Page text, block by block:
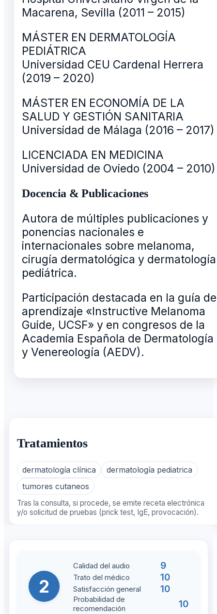
Macarena, Sevilla (2011 – 2015)
MÁSTER EN DERMATOLOGÍA
PEDIÁTRICA
Universidad CEU Cardenal Herrera
(2019 – 2020)
MÁSTER EN ECONOMÍA DE LA
SALUD Y GESTIÓN SANITARIA
Universidad de Málaga (2016 – 2017)
LICENCIADA EN MEDICINA
Universidad de Oviedo (2004 – 2010)
Docencia & Publicaciones
Autora de múltiples publicaciones y
ponencias nacionales e
internacionales sobre melanoma,
cirugía dermatológica y dermatología
pediátrica.
Participación destacada en la guía de
aprendizaje «Instructive Melanoma
Guide, UCSF» y en congresos de la
Academia Española de Dermatología
y Venereología (AEDV).
Tratamientos
dermatología clínica
dermatología pediatrica
tumores cutaneos
Tras la consulta, si procede, se emite receta electrónica
y/o solicitud de pruebas (prick test, IgE, provocación).
2
Calidad del audio 9
Trato del médico 10
Satisfacción general 10
Probabilidad de
recomendación
10